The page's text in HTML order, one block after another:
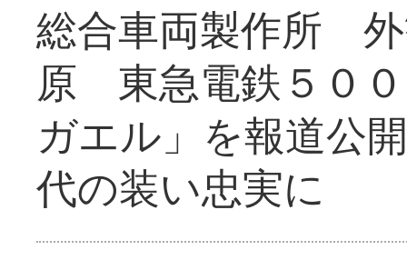
総合車両製作所
原 東急電鉄５０
ガエル」を報道公
代の装い忠実に